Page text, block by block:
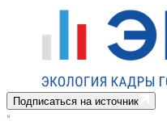
Подписаться на источник